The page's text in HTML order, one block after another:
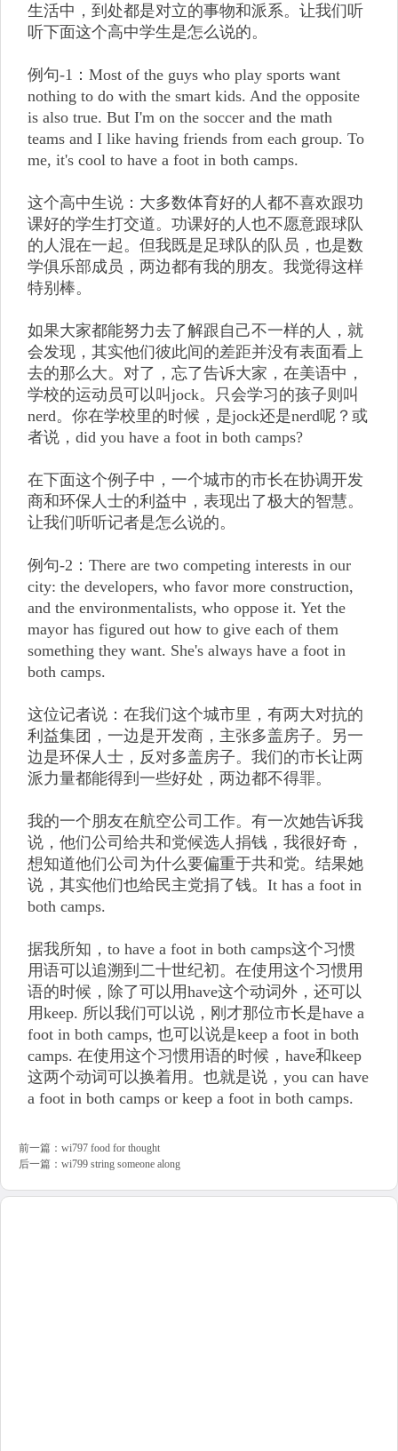
生活中，到处都是对立的事物和派系。让我们听
听下面这个高中学生是怎么说的。
例句-1：Most of the guys who play sports want
nothing to do with the smart kids. And the opposite
is also true. But I'm on the soccer and the math
teams and I like having friends from each group. To
me, it's cool to have a foot in both camps.
这个高中生说：大多数体育好的人都不喜欢跟功
课好的学生打交道。功课好的人也不愿意跟球队
的人混在一起。但我既是足球队的队员，也是数
学俱乐部成员，两边都有我的朋友。我觉得这样
特别棒。
如果大家都能努力去了解跟自己不一样的人，就
会发现，其实他们彼此间的差距并没有表面看上
去的那么大。对了，忘了告诉大家，在美语中，
学校的运动员可以叫jock。只会学习的孩子则叫
nerd。你在学校里的时候，是jock还是nerd呢？或
者说，did you have a foot in both camps?
在下面这个例子中，一个城市的市长在协调开发
商和环保人士的利益中，表现出了极大的智慧。
让我们听听记者是怎么说的。
例句-2：There are two competing interests in our
city: the developers, who favor more construction,
and the environmentalists, who oppose it. Yet the
mayor has figured out how to give each of them
something they want. She's always have a foot in
both camps.
这位记者说：在我们这个城市里，有两大对抗的
利益集团，一边是开发商，主张多盖房子。另一
边是环保人士，反对多盖房子。我们的市长让两
派力量都能得到一些好处，两边都不得罪。
我的一个朋友在航空公司工作。有一次她告诉我
说，他们公司给共和党候选人捐钱，我很好奇，
想知道他们公司为什么要偏重于共和党。结果她
说，其实他们也给民主党捐了钱。It has a foot in
both camps.
据我所知，to have a foot in both camps这个习惯
用语可以追溯到二十世纪初。在使用这个习惯用
语的时候，除了可以用have这个动词外，还可以
用keep. 所以我们可以说，刚才那位市长是have a
foot in both camps, 也可以说是keep a foot in both
camps. 在使用这个习惯用语的时候，have和keep
这两个动词可以换着用。也就是说，you can have
a foot in both camps or keep a foot in both camps.
前一篇： wi797 food for thought
后一篇： wi799 string someone along